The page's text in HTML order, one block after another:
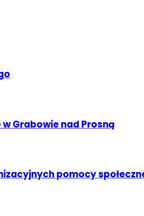
Grabowie nad Prosną
pomocy